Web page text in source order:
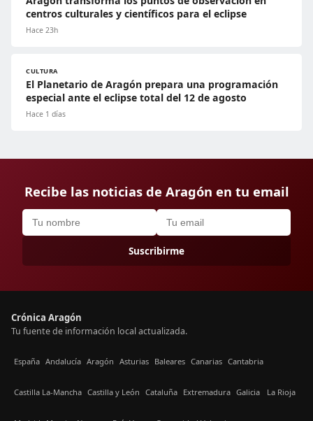
centros culturales y científicos para el eclipse
Hace 23h
CULTURA
El Planetario de Aragón prepara una programación
especial ante el eclipse total del 12 de agosto
Hace 1 días
Recibe las noticias de Aragón en tu email
Suscribirme
Crónica Aragón
Tu fuente de información local actualizada.
España Andalucía Aragón Asturias Baleares Canarias Cantabria
Castilla La-Mancha Castilla y León Cataluña Extremadura Galicia La Rioja